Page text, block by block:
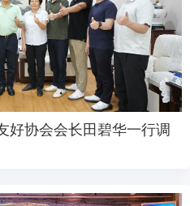
好协会会长田碧华一行调